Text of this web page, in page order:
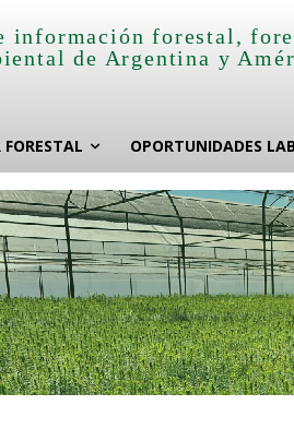
información forestal,
de Argentina y
FORESTAL OPORTUNIDADES